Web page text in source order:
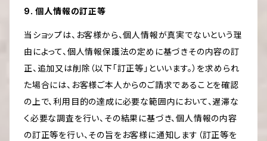
9. 個人情報の訂正等
当ショップは、お客様から、個人情報が真実でないという理
由によって、個人情報保護法の定めに基づきその内容の訂
正、追加又は削除（以下「訂正等」といいます。）を求められ
た場合には、お客様ご本人からのご請求であることを確認
の上で、利用目的の達成に必要な範囲内において、遅滞な
く必要な調査を行い、その結果に基づき、個人情報の内容
の訂正等を行い、その旨をお客様に通知します（訂正等を